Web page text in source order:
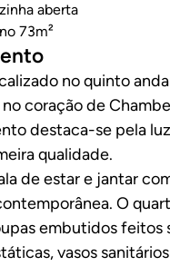
aberta
73m²
no quinto
coração de
destaca-se pela
qualidade.
de estar e jantar
O
embutidos feitos
vasos